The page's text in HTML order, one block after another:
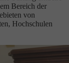
Bereich der
von
Hochschulen